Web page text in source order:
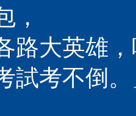
，
路大英雄
試考不倒